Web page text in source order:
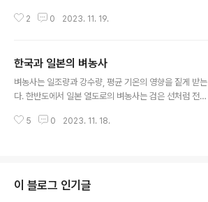
國"이라는 것인데, 이를 "일곱번 다시 태어나도 나라에 보
다. 이 말은 일본 남북조시대에 남조의 무장으로 덴노편에
섰던 구스노키 마사시게楠木正成(?~1336)가 죽기전 한
말에서 유래한다. "일곱번 태어나도 덴노 편에서 서겠다"
시게가 무사도의 정화로 추앙받으면서 이 말이 각광을 받
2 0 2023. 11. 19.
한국과 일본의 벼농사
벼농사는 일조량과 강수량, 평균 기온의 영향을 짙게 받는
다. 한반도에서 일본 열도로의 벼농사는 검은 선처럼 전파
너 일본큐슈로 들어간 후 동위도상으로 동진하다가 마지막
토 왕권이 동일본일대를 조기에 석권하지 못한 이유다. 위
도가 점점 올라가므로 벼농사가 북상을 쉽게 못한 것이다.
5 0 2023. 11. 18.
이 블로그 인기글